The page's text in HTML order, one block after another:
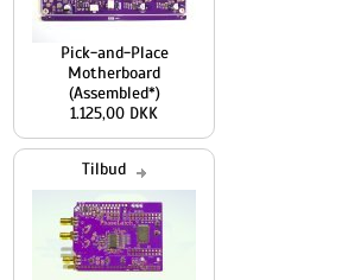
Pick-and-Place
Motherboard
(Assembled*)
1.125,00 DKK
Tilbud